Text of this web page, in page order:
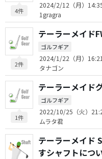
4件
2024/2/12（月）
1gragra
2件
テーラーメイド
ゴルフギア
2024/1/22（月）16:21
タナゴン
1件
テーラーメイド
ゴルフギア
2022/10/25（火）
ムラタ君
テーラーメイド
すシャフトにつ